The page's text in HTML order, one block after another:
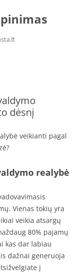
dėsnį
veikianti pagal
realybė
Vienas tokių yra
veikia atsargų
80% pajamų
kas dar labiau
dažnai generuoja
į